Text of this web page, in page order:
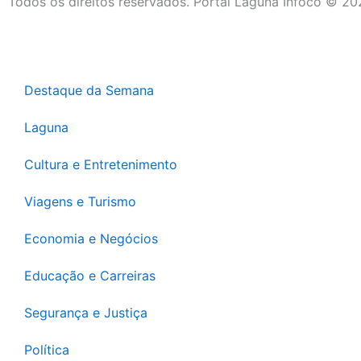
Destaque da Semana
Laguna
Cultura e Entretenimento
Viagens e Turismo
Economia e Negócios
Educação e Carreiras
Segurança e Justiça
Política